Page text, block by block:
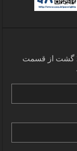
جهت اطلاع از آفرها و تخفیفات تورهای 20 گشت از قسمت